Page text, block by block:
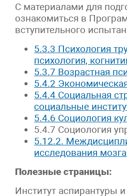
С материалами для
ознакомиться в
вступительного
5.3.3 Психология
психология,
5.3.7 Возрастная
5.4.2
5.4.4 Социальная
социальные
5.4.6 Социология
5.4.7 Социология
5.12.2.
исследования мозга
Полезные страницы:
Институт аспирантуры и